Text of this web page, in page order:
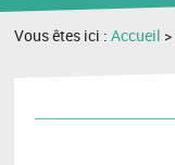
Vous êtes ici :Accueil >